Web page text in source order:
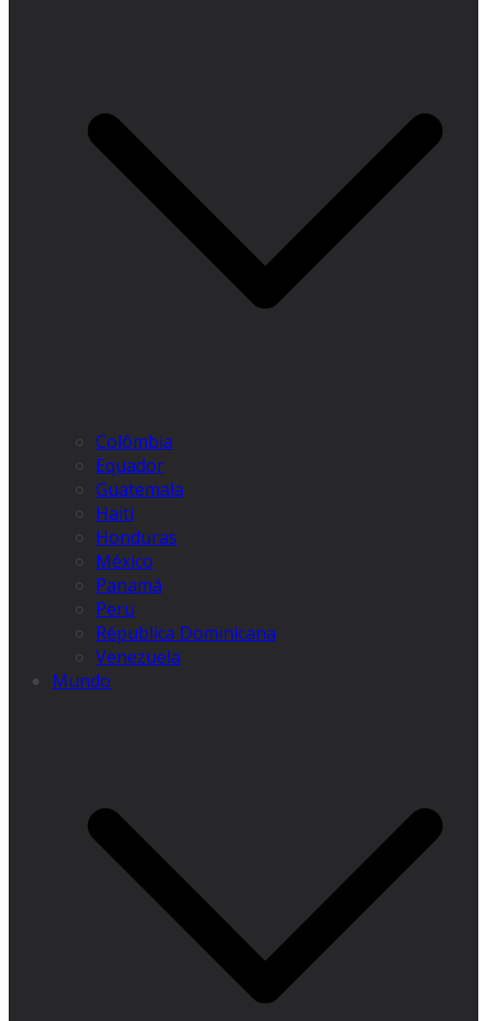
Colômbia
Equador
Guatemala
Haiti
Honduras
México
Panamá
Peru
Républica Dominicana
Venezuela
Mundo